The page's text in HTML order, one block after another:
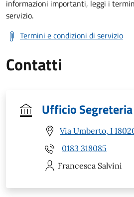
informazioni importanti, leggi i
servizio.
Termini e condizioni di servizio
Contatti
Ufficio Segreteria
Via Umberto, I
0183 318085
Francesca Salvini